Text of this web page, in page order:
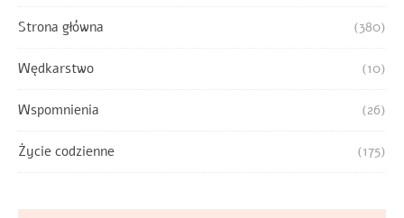
Strona główna (380)
Wędkarstwo (10)
Wspomnienia (26)
Życie codzienne (175)